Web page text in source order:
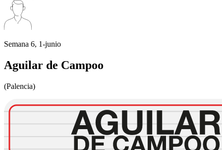
Semana 6, 1-junio
Aguilar de Campoo
(Palencia)